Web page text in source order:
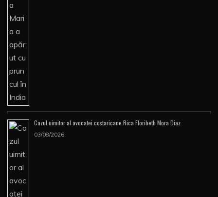
Cazul uimitor al avocatei costaricane Rica Floribeth Mora Diaz
03/08/2026